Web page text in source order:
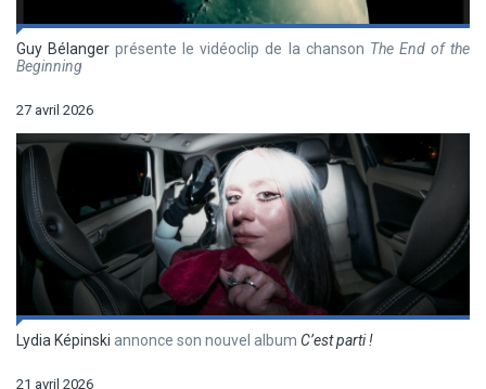
Guy Bélanger présente le vidéoclip de la chanson The End of the
Beginning
27 avril 2026
Lydia Képinski annonce son nouvel album C’est parti !
21 avril 2026